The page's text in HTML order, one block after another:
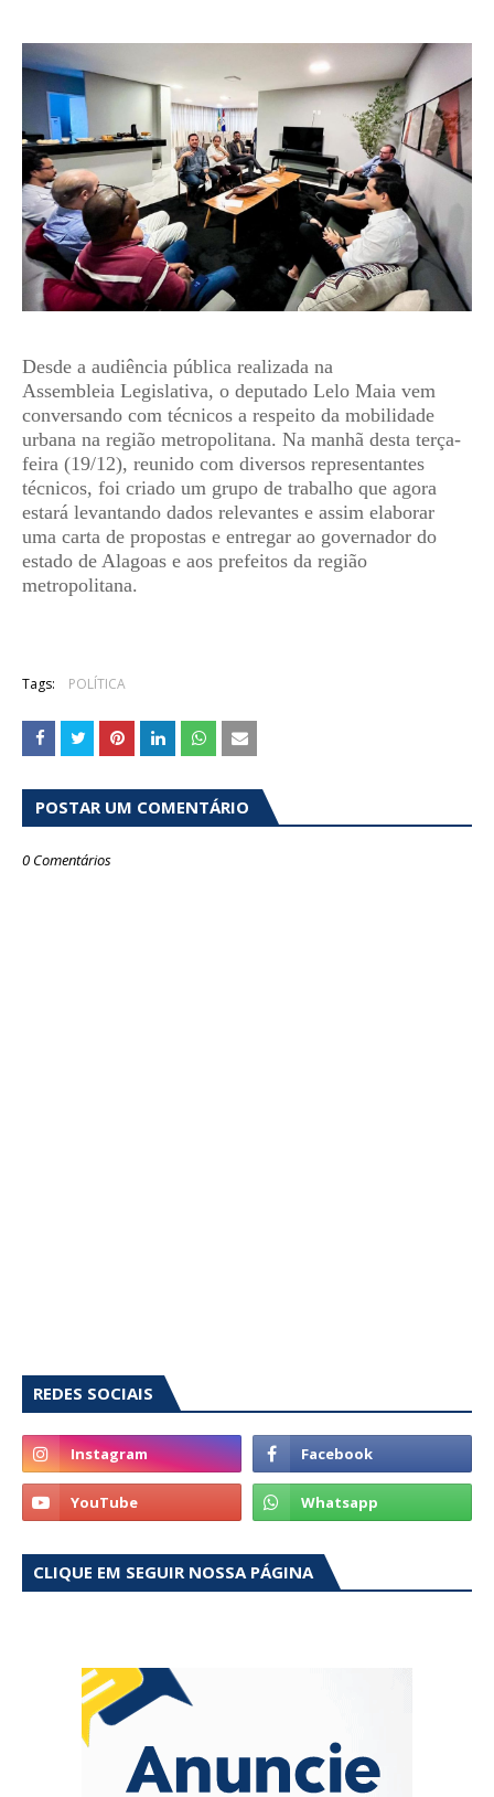
Desde a audiência pública realizada na
Assembleia Legislativa, o deputado Lelo Maia vem
conversando com técnicos a respeito da mobilidade
urbana na região metropolitana. Na manhã desta terça-
feira (19/12), reunido com diversos representantes
técnicos, foi criado um grupo de trabalho que agora
estará levantando dados relevantes e assim elaborar
uma carta de propostas e entregar ao governador do
estado de Alagoas e aos prefeitos da região
metropolitana.
Tags: POLÍTICA
POSTAR UM COMENTÁRIO
0 Comentários
REDES SOCIAIS
CLIQUE EM SEGUIR NOSSA PÁGINA